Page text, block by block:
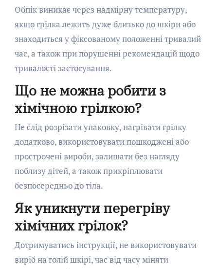
Обпік виникає через надмірну температуру,
якщо грілка лежить дуже близько до шкіри або
знаходиться у фіксованому положенні тривалий
час, а також при порушенні рекомендацій щодо
тривалості застосування.
Що не можна робити з
хімічною грілкою?
Не слід розрізати упаковку, нагрівати грілку
додатково, використовувати пошкоджені або
прострочені вироби, залишати без нагляду
поблизу дітей, а також прикріплювати
безпосередньо до тіла.
Як уникнути перегріву
хімічних грілок?
Дотримуватись інструкції, не використовувати
виріб на голій шкірі, час від часу міняти